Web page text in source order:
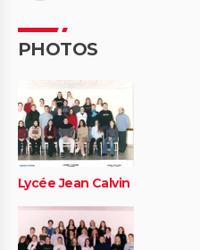
PHOTOS
Lycée Jean Calvin